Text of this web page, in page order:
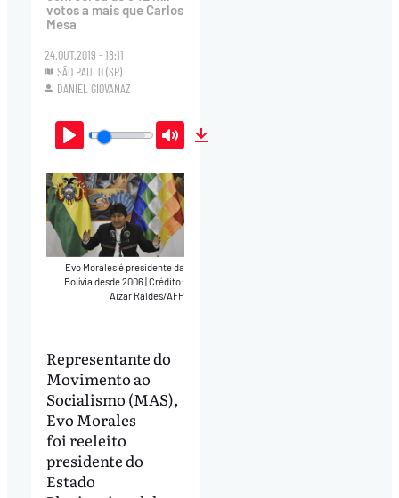
votos a mais que Carlos
Mesa
24.OUT.2019 - 18:11
SÃO PAULO (SP)
DANIEL GIOVANAZ
Play Mute
Evo Morales é presidente da
Bolívia desde 2006|Crédito:
Aizar Raldes/AFP
Representante do
Movimento ao
Socialismo (MAS),
Evo Morales
foi reeleito
presidente do
Estado